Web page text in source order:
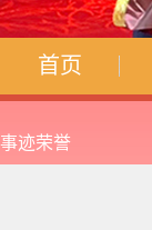
首页
事迹荣誉